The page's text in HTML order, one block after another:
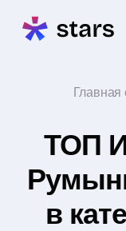
Главная
ТОП
в